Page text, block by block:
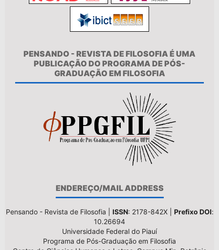
PENSANDO - REVISTA DE FILOSOFIA É UMA
PUBLICAÇÃO DO PROGRAMA DE PÓS-
GRADUAÇÃO EM FILOSOFIA
ENDEREÇO/MAIL ADDRESS
Pensando - Revista de Filosofia | ISSN: 2178-842X | Prefixo DOI:
10.26694
Universidade Federal do Piauí
Programa de Pós-Graduação em Filosofia